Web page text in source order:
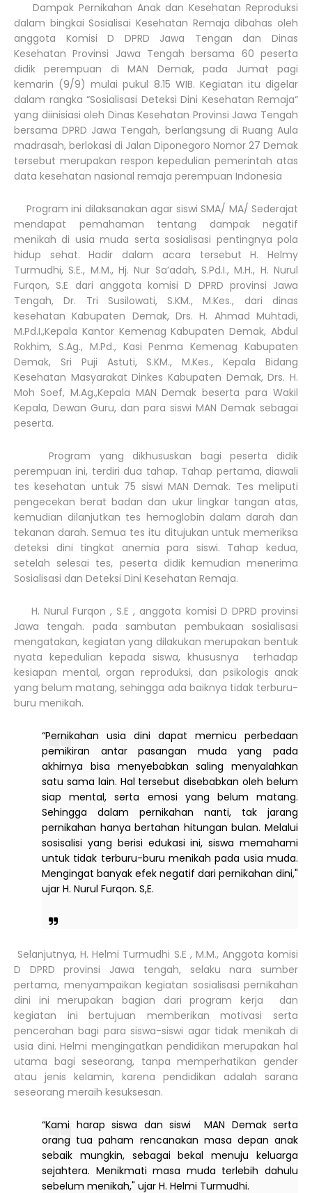
Dampak Pernikahan Anak dan Kesehatan Reproduksi
dalam bingkai Sosialisai Kesehatan Remaja dibahas oleh
anggota Komisi D DPRD Jawa Tengan dan Dinas
Kesehatan Provinsi Jawa Tengah bersama 60 peserta
didik perempuan di MAN Demak, pada Jumat pagi
kemarin (9/9) mulai pukul 8.15 WIB. Kegiatan itu digelar
dalam rangka “Sosialisasi Deteksi Dini Kesehatan Remaja“
yang diinisiasi oleh Dinas Kesehatan Provinsi Jawa Tengah
bersama DPRD Jawa Tengah, berlangsung di Ruang Aula
madrasah, berlokasi di Jalan Diponegoro Nomor 27 Demak
tersebut merupakan respon kepedulian pemerintah atas
data kesehatan nasional remaja perempuan Indonesia
Program ini dilaksanakan agar siswi SMA/ MA/ Sederajat
mendapat pemahaman tentang dampak negatif
menikah di usia muda serta sosialisasi pentingnya pola
hidup sehat. Hadir dalam acara tersebut H. Helmy
Turmudhi, S.E., M.M., Hj. Nur Sa’adah, S.Pd.I., M.H., H. Nurul
Furqon, S.E dari anggota komisi D DPRD provinsi Jawa
Tengah, Dr. Tri Susilowati, S.KM., M.Kes., dari dinas
kesehatan Kabupaten Demak, Drs. H. Ahmad Muhtadi,
M.Pd.I.,Kepala Kantor Kemenag Kabupaten Demak, Abdul
Rokhim, S.Ag., M.Pd., Kasi Penma Kemenag Kabupaten
Demak, Sri Puji Astuti, S.KM., M.Kes., Kepala Bidang
Kesehatan Masyarakat Dinkes Kabupaten Demak, Drs. H.
Moh Soef, M.Ag.,Kepala MAN Demak beserta para Wakil
Kepala, Dewan Guru, dan para siswi MAN Demak sebagai
peserta.
Program yang dikhususkan bagi peserta didik
perempuan ini, terdiri dua tahap. Tahap pertama, diawali
tes kesehatan untuk 75 siswi MAN Demak. Tes meliputi
pengecekan berat badan dan ukur lingkar tangan atas,
kemudian dilanjutkan tes hemoglobin dalam darah dan
tekanan darah. Semua tes itu ditujukan untuk memeriksa
deteksi dini tingkat anemia para siswi. Tahap kedua,
setelah selesai tes, peserta didik kemudian menerima
Sosialisasi dan Deteksi Dini Kesehatan Remaja.
H. Nurul Furqon , S.E , anggota komisi D DPRD provinsi
Jawa tengah. pada sambutan pembukaan sosialisasi
mengatakan, kegiatan yang dilakukan merupakan bentuk
nyata kepedulian kepada siswa, khususnya terhadap
kesiapan mental, organ reproduksi, dan psikologis anak
yang belum matang, sehingga ada baiknya tidak terburu-
buru menikah.
“Pernikahan usia dini dapat memicu perbedaan
pemikiran antar pasangan muda yang pada
akhirnya bisa menyebabkan saling menyalahkan
satu sama lain. Hal tersebut disebabkan oleh belum
siap mental, serta emosi yang belum matang.
Sehingga dalam pernikahan nanti, tak jarang
pernikahan hanya bertahan hitungan bulan. Melalui
sosisalisi yang berisi edukasi ini, siswa memahami
untuk tidak terburu-buru menikah pada usia muda.
Mengingat banyak efek negatif dari pernikahan dini,"
ujar H. Nurul Furqon. S,E.
Selanjutnya, H. Helmi Turmudhi S.E , M.M., Anggota komisi
D DPRD provinsi Jawa tengah, selaku nara sumber
pertama, menyampaikan kegiatan sosialisasi pernikahan
dini ini merupakan bagian dari program kerja dan
kegiatan ini bertujuan memberikan motivasi serta
pencerahan bagi para siswa-siswi agar tidak menikah di
usia dini. Helmi mengingatkan pendidikan merupakan hal
utama bagi seseorang, tanpa memperhatikan gender
atau jenis kelamin, karena pendidikan adalah sarana
seseorang meraih kesuksesan.
“Kami harap siswa dan siswi MAN Demak serta
orang tua paham rencanakan masa depan anak
sebaik mungkin, sebagai bekal menuju keluarga
sejahtera. Menikmati masa muda terlebih dahulu
sebelum menikah," ujar H. Helmi Turmudhi.